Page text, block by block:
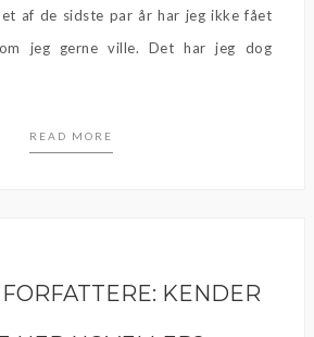
af de sidste par år har jeg ikke fået
jeg gerne ville. Det har jeg dog
READ MORE
FORFATTERE: KENDER